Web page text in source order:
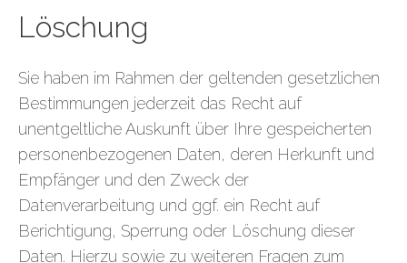
Löschung
Sie haben im Rahmen der geltenden gesetzlichen
Bestimmungen jederzeit das Recht auf
unentgeltliche Auskunft über Ihre gespeicherten
personenbezogenen Daten, deren Herkunft und
Empfänger und den Zweck der
Datenverarbeitung und ggf. ein Recht auf
Berichtigung, Sperrung oder Löschung dieser
Daten. Hierzu sowie zu weiteren Fragen zum